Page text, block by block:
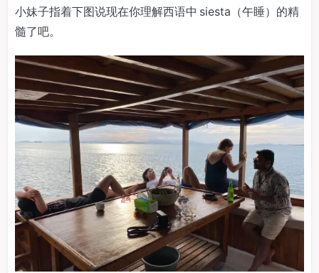
小妹子指着下图说现在你理解西语中 siesta（午睡）的精
髓了吧。